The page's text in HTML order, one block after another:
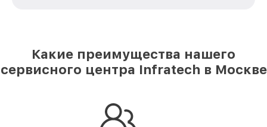
Какие преимущества нашего
сервисного центра Infratech в Москве